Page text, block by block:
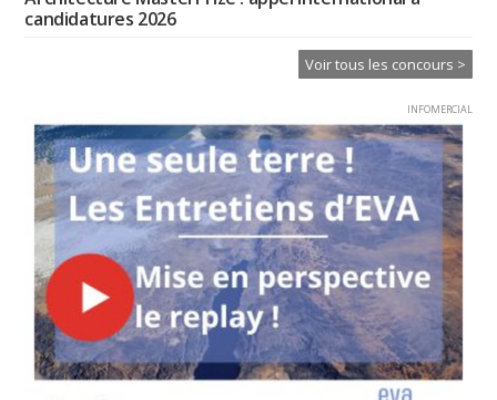
candidatures 2026
Voir tous les concours >
INFOMERCIAL